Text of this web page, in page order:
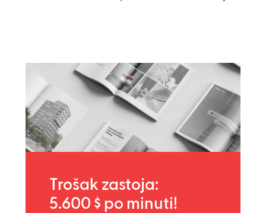
Trošak zastoja:
5.600 $ po minuti!